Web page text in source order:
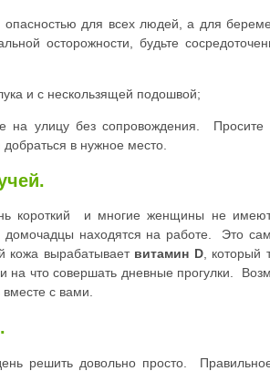
опасностью для всех людей, а для
осторожности, будьте
и с нескользящей подошвой;
на улицу без сопровождения. Просите
в нужное место.
короткий и многие женщины не имеют
домочадцы находятся на работе. Это
кожа вырабатывает витамин D, который
на что совершать дневные прогулки.
с вами.
решить довольно просто.